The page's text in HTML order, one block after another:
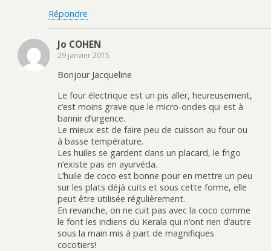
Répondre
Jo COHEN
29 janvier 2015
Bonjour Jacqueline
Le four électrique est un pis aller, heureusement,
c’est moins grave que le micro-ondes qui est à
bannir d’urgence.
Le mieux est de faire peu de cuisson au four ou
à basse température.
Les huiles se gardent dans un placard, le frigo
n’existe pas en ayurvéda.
L’huile de coco est bonne pour en mettre un peu
sur les plats déjà cuits et sous cette forme, elle
peut être utilisée régulièrement.
En revanche, on ne cuit pas avec la coco comme
le font les indiens du Kerala qui n’ont rien d’autre
sous la main mis à part de magnifiques
cocotiers!